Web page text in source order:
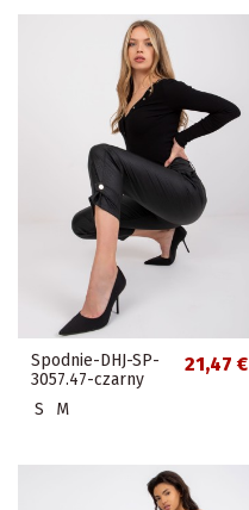
Spodnie-DHJ-SP-
3057.47-czarny
21,47 €
S M